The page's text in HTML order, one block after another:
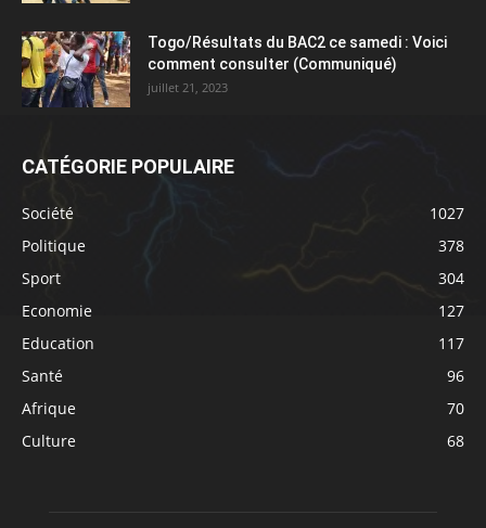
Togo/Résultats du BAC2 ce samedi : Voici
comment consulter (Communiqué)
juillet 21, 2023
CATÉGORIE POPULAIRE
Société
1027
Politique
378
Sport
304
Economie
127
Education
117
Santé
96
Afrique
70
Culture
68